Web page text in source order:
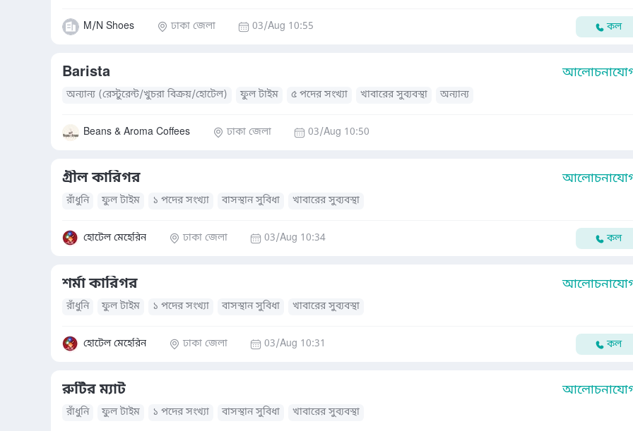
M/N Shoes ঢাকা জেলা 03/Aug 10:55 কল
Barista
অন্যান্য (রেস্টুরেন্ট/খুচরা বিক্রয়/হোটেল) ফুল টাইম ৫ পদের সংখ্যা খাবারের সুব্যবস্থা অন্যান্য
Beans & Aroma Coffees ঢাকা জেলা 03/Aug 10:50
গ্রীল কারিগর
রাঁধুনি ফুল টাইম ১ পদের সংখ্যা বাসস্থান সুবিধা খাবারের সুব্যবস্থা
হোটেল মেহেরিন ঢাকা জেলা 03/Aug 10:34 কল
শর্মা কারিগর
রাঁধুনি ফুল টাইম ১ পদের সংখ্যা বাসস্থান সুবিধা খাবারের সুব্যবস্থা
হোটেল মেহেরিন ঢাকা জেলা 03/Aug 10:31 কল
রুটির ম্যাট
রাঁধুনি ফুল টাইম ১ পদের সংখ্যা বাসস্থান সুবিধা খাবারের সুব্যবস্থা